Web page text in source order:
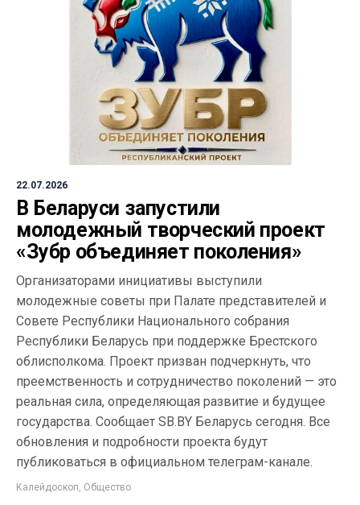
22.07.2026
В Беларуси запустили
молодежный творческий проект
«Зубр объединяет поколения»
Организаторами инициативы выступили
молодежные советы при Палате представителей и
Совете Республики Национального собрания
Республики Беларусь при поддержке Брестского
облисполкома. Проект призван подчеркнуть, что
преемственность и сотрудничество поколений — это
реальная сила, определяющая развитие и будущее
государства. Сообщает SB.BY Беларусь сегодня. Все
обновления и подробности проекта будут
публиковаться в официальном телеграм-канале.
Калейдоскоп, Общество